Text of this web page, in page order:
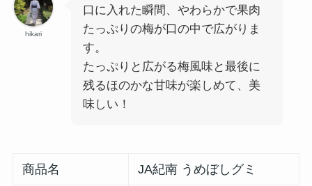
hikari
口に入れた瞬間、やわらかで果肉
たっぷりの梅が口の中で広がりま
す。
たっぷりと広がる梅風味と最後に
残るほのかな甘味が楽しめて、美
味しい！
商品名 JA紀南 うめぼしグミ